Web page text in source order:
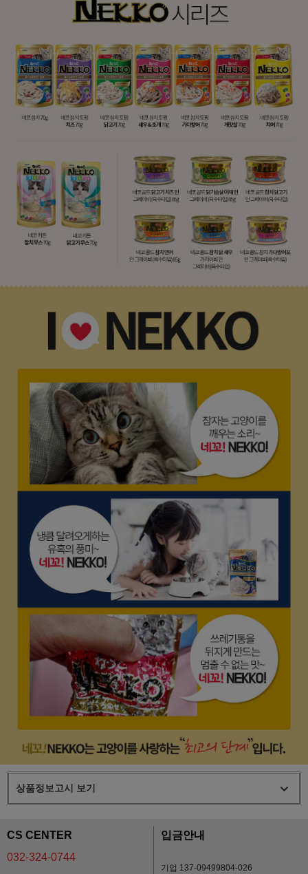
상품정보고시 보기
CS CENTER
032-324-0744
입금안내
기업 137-09499804-026